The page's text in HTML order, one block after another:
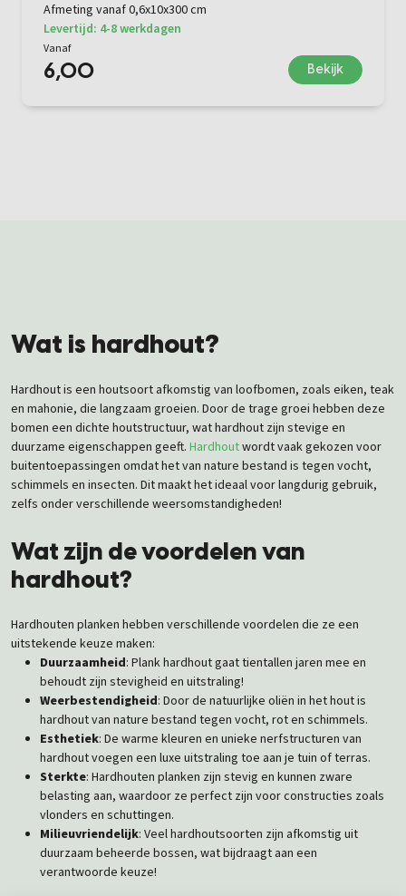
Afmeting vanaf 0,6x10x300 cm
Levertijd: 4-8 werkdagen
Vanaf
6,00 Bekijk
Wat is hardhout?
Hardhout is een houtsoort afkomstig van loofbomen, zoals eiken, teak
en mahonie, die langzaam groeien. Door de trage groei hebben deze
bomen een dichte houtstructuur, wat hardhout zijn stevige en
duurzame eigenschappen geeft. Hardhoutwordt vaak gekozen voor
buitentoepassingen omdat het van nature bestand is tegen vocht,
schimmels en insecten. Dit maakt het ideaal voor langdurig gebruik,
zelfs onder verschillende weersomstandigheden!
Wat zijn de voordelen van
hardhout?
Hardhouten planken hebben verschillende voordelen die ze een
uitstekende keuze maken:
Duurzaamheid: Plank hardhout gaat tientallen jaren mee en
behoudt zijn stevigheid en uitstraling!
Weerbestendigheid: Door de natuurlijke oliën in het hout is
hardhout van nature bestand tegen vocht, rot en schimmels.
Esthetiek: De warme kleuren en unieke nerfstructuren van
hardhout voegen een luxe uitstraling toe aan je tuin of terras.
Sterkte: Hardhouten planken zijn stevig en kunnen zware
belasting aan, waardoor ze perfect zijn voor constructies zoals
vlonders en schuttingen.
Milieuvriendelijk: Veel hardhoutsoorten zijn afkomstig uit
duurzaam beheerde bossen, wat bijdraagt aan een
verantwoorde keuze!